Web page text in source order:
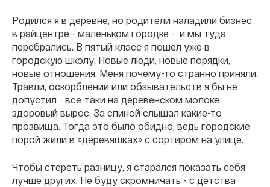
Родился я в деревне, но родители наладили бизнес
в райцентре - маленьком городке - и мы туда
перебрались. В пятый класс я пошел уже в
городскую школу. Новые люди, новые порядки,
новые отношения. Меня почему-то странно приняли.
Травли, оскорблений или обзывательств я бы не
допустил - все-таки на деревенском молоке
здоровый вырос. За спиной слышал какие-то
прозвища. Тогда это было обидно, ведь городские
порой жили в «деревяшках» с сортиром на улице.
Чтобы стереть разницу, я старался показать себя
лучше других. Не буду скромничать - с детства